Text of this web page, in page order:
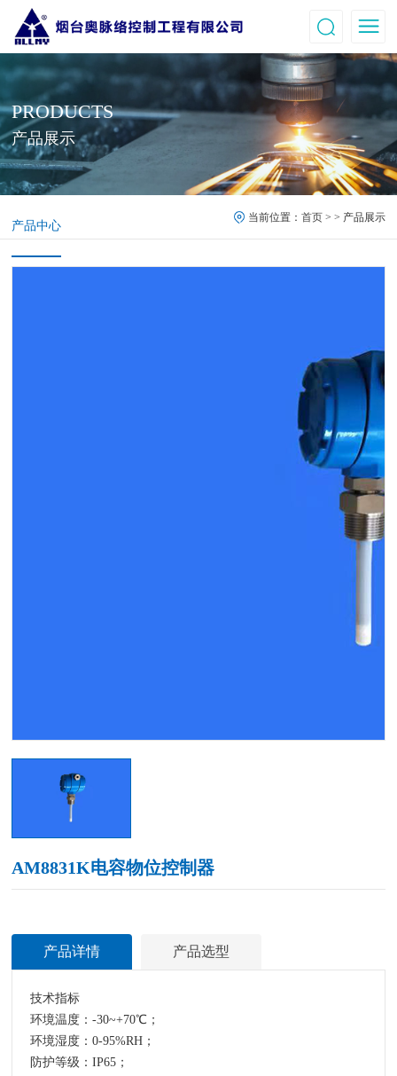
PRODUCTS
产品展示
产品中心
当前位置： 首页> > 产品展示
AM8831K电容物位控制器
产品详情 产品选型
技术指标
环境温度：-30~+70℃；
环境湿度：0-95%RH；
防护等级：IP65；